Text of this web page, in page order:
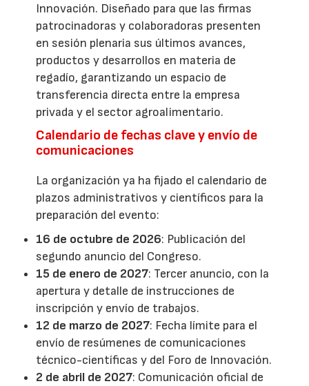
Innovación. Diseñado para que las firmas
patrocinadoras y colaboradoras presenten
en sesión plenaria sus últimos avances,
productos y desarrollos en materia de
regadío, garantizando un espacio de
transferencia directa entre la empresa
privada y el sector agroalimentario.
Calendario de fechas clave y envío de
comunicaciones
La organización ya ha fijado el calendario de
plazos administrativos y científicos para la
preparación del evento:
16 de octubre de 2026: Publicación del
segundo anuncio del Congreso.
15 de enero de 2027: Tercer anuncio, con la
apertura y detalle de instrucciones de
inscripción y envío de trabajos.
12 de marzo de 2027: Fecha límite para el
envío de resúmenes de comunicaciones
técnico-científicas y del Foro de Innovación.
2 de abril de 2027: Comunicación oficial de